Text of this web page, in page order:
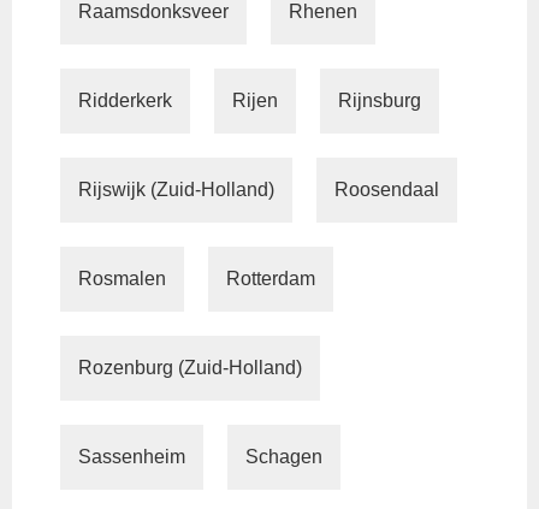
Raamsdonksveer Rhenen
Ridderkerk Rijen Rijnsburg
Rijswijk (Zuid-Holland) Roosendaal
Rosmalen Rotterdam
Rozenburg (Zuid-Holland)
Sassenheim Schagen